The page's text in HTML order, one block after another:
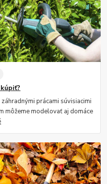
prácami súvisiacimi
môžeme modelovať aj domáce